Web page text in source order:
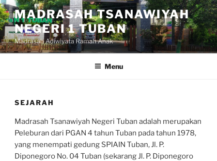
Lompat
ke
konten
MADRASAH TSANAWIYAH
NEGERI 1 TUBAN
Madrasah Adiwiyata Ramah Anak
Menu
SEJARAH
Madrasah Tsanawiyah Negeri Tuban adalah merupakan
Peleburan dari PGAN 4 tahun Tuban pada tahun 1978,
yang menempati gedung SPIAIN Tuban, Jl. P.
Diponegoro No. 04 Tuban (sekarang Jl. P. Diponegoro